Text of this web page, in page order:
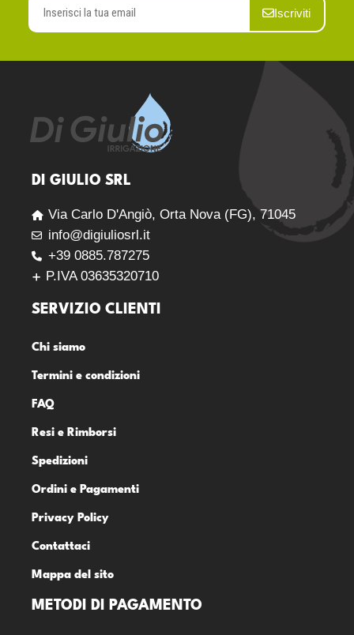
Iscriviti
DI GIULIO SRL
Via Carlo D'Angiò, Orta Nova (FG), 71045
info@digiuliosrl.it
+39 0885.787275
P.IVA 03635320710
SERVIZIO CLIENTI
Chi siamo
Termini e condizioni
FAQ
Resi e Rimborsi
Spedizioni
Ordini e Pagamenti
Privacy Policy
Contattaci
Mappa del sito
METODI DI PAGAMENTO